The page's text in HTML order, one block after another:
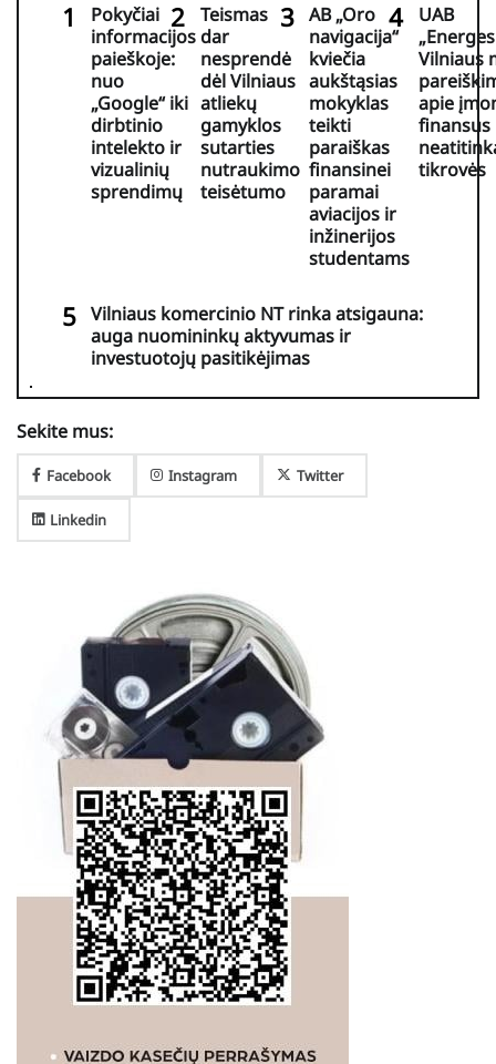
Pokyčiai
informacijos
paieškoje:
nuo
„Google“ iki
dirbtinio
intelekto ir
vizualinių
sprendimų
Teismas
dar
nesprendė
dėl Vilniaus
atliekų
gamyklos
sutarties
nutraukimo
teisėtumo
AB „Oro
navigacija“
kviečia
aukštąsias
mokyklas
teikti
paraiškas
finansinei
paramai
aviacijos ir
inžinerijos
studentams
UAB
Vilniaus
apie
finansus
tikrovės
Vilniaus komercinio NT rinka atsigauna:
auga nuomininkų aktyvumas ir
investuotojų pasitikėjimas
Sekite mus:
Facebook Instagram Twitter
Linkedin